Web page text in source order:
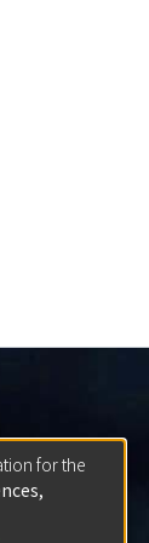
for the